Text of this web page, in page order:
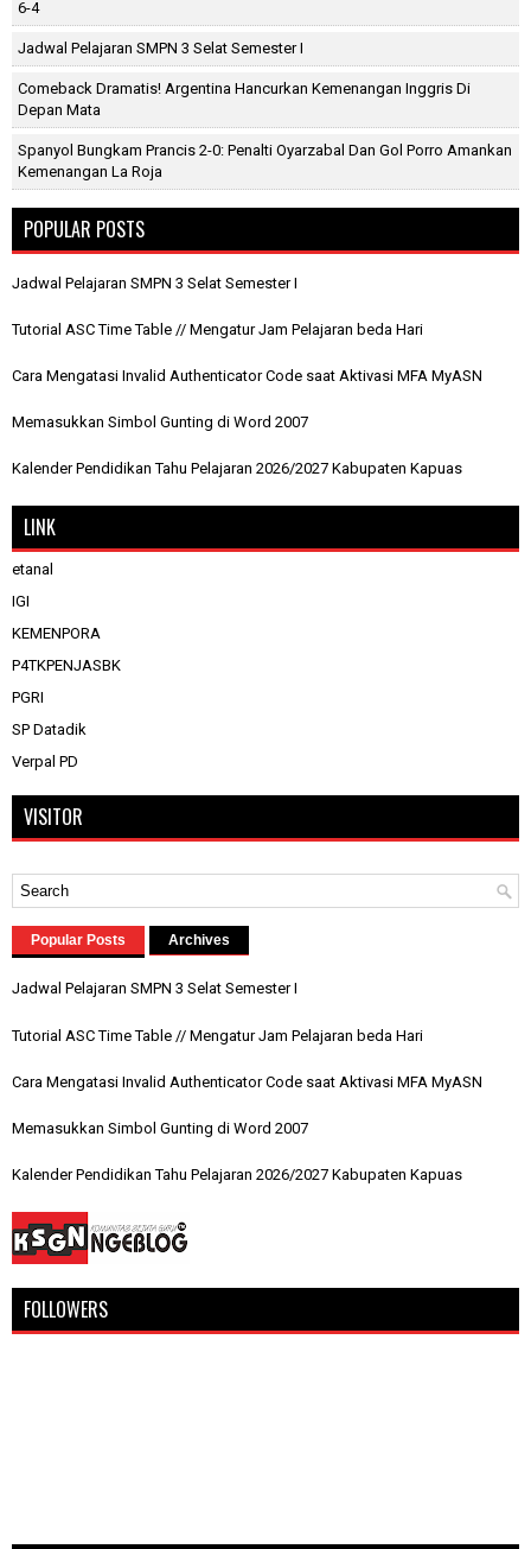
6-4
Jadwal Pelajaran SMPN 3 Selat Semester I
Comeback Dramatis! Argentina Hancurkan Kemenangan Inggris Di
Depan Mata
Spanyol Bungkam Prancis 2-0: Penalti Oyarzabal Dan Gol Porro Amankan
Kemenangan La Roja
POPULAR POSTS
Jadwal Pelajaran SMPN 3 Selat Semester I
Tutorial ASC Time Table // Mengatur Jam Pelajaran beda Hari
Cara Mengatasi Invalid Authenticator Code saat Aktivasi MFA MyASN
Memasukkan Simbol Gunting di Word 2007
Kalender Pendidikan Tahu Pelajaran 2026/2027 Kabupaten Kapuas
LINK
etanal
IGI
KEMENPORA
P4TKPENJASBK
PGRI
SP Datadik
Verpal PD
VISITOR
Popular Posts Archives
Jadwal Pelajaran SMPN 3 Selat Semester I
Tutorial ASC Time Table // Mengatur Jam Pelajaran beda Hari
Cara Mengatasi Invalid Authenticator Code saat Aktivasi MFA MyASN
Memasukkan Simbol Gunting di Word 2007
Kalender Pendidikan Tahu Pelajaran 2026/2027 Kabupaten Kapuas
FOLLOWERS